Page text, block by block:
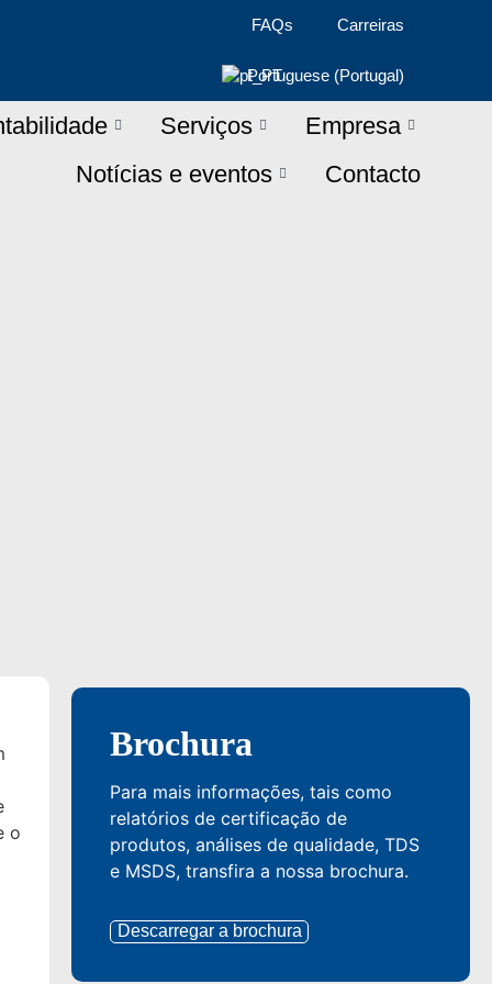
FAQs Carreiras
Portuguese (Portugal)
Serviços
Empresa
Notícias e eventos
Contacto
o
Brochura
Para mais informações, tais como
relatórios de certificação de
produtos, análises de qualidade, TDS
e MSDS, transfira a nossa brochura.
Descarregar a brochura